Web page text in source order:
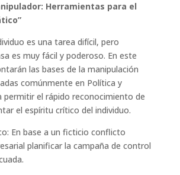
Herramientas para el
es una tarea difícil, pero
es muy fácil y poderoso. En este
las bases de la manipulación
comúnmente en Política y
permitir el rápido reconocimiento de
el espíritu crítico del individuo.
En base a un ficticio conflicto
planificar la campaña de control